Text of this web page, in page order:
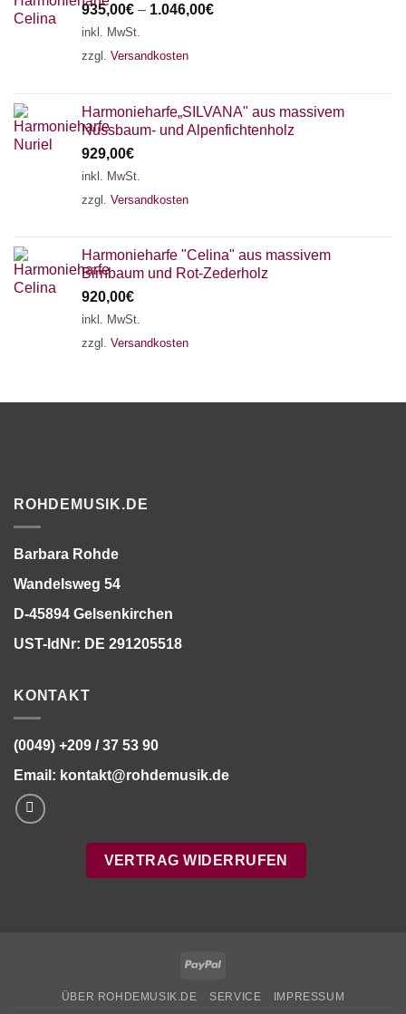
935,00€ – 1.046,00€
inkl. MwSt.
zzgl. Versandkosten
Harmonieharfe„SILVANA" aus massivem
Nussbaum- und Alpenfichtenholz
929,00€
inkl. MwSt.
zzgl. Versandkosten
Harmonieharfe "Celina" aus massivem
Birnbaum und Rot-Zederholz
920,00€
inkl. MwSt.
zzgl. Versandkosten
ROHDEMUSIK.DE
Barbara Rohde
Wandelsweg 54
D-45894 Gelsenkirchen
UST-IdNr: DE 291205518
KONTAKT
(0049) +209 / 37 53 90
Email: kontakt@rohdemusik.de
VERTRAG WIDERRUFEN
PayPal
ÜBER ROHDEMUSIK.DE SERVICE IMPRESSUM